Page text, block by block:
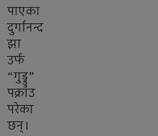
पाएका
दुर्गानन्द
झा
उर्फ
“गुड्डु”
पक्राउ
परेका
छन्।